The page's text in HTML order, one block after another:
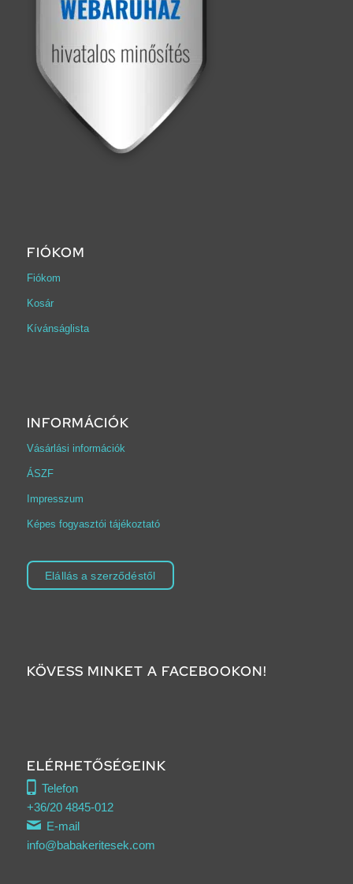
FIÓKOM
Fiókom
Kosár
Kívánságlista
INFORMÁCIÓK
Vásárlási információk
ÁSZF
Impresszum
Képes fogyasztói tájékoztató
Elállás a szerződéstől
KÖVESS MINKET A FACEBOOKON!
ELÉRHETŐSÉGEINK
Telefon
+36/20 4845-012
E-mail
info@babakeritesek.com